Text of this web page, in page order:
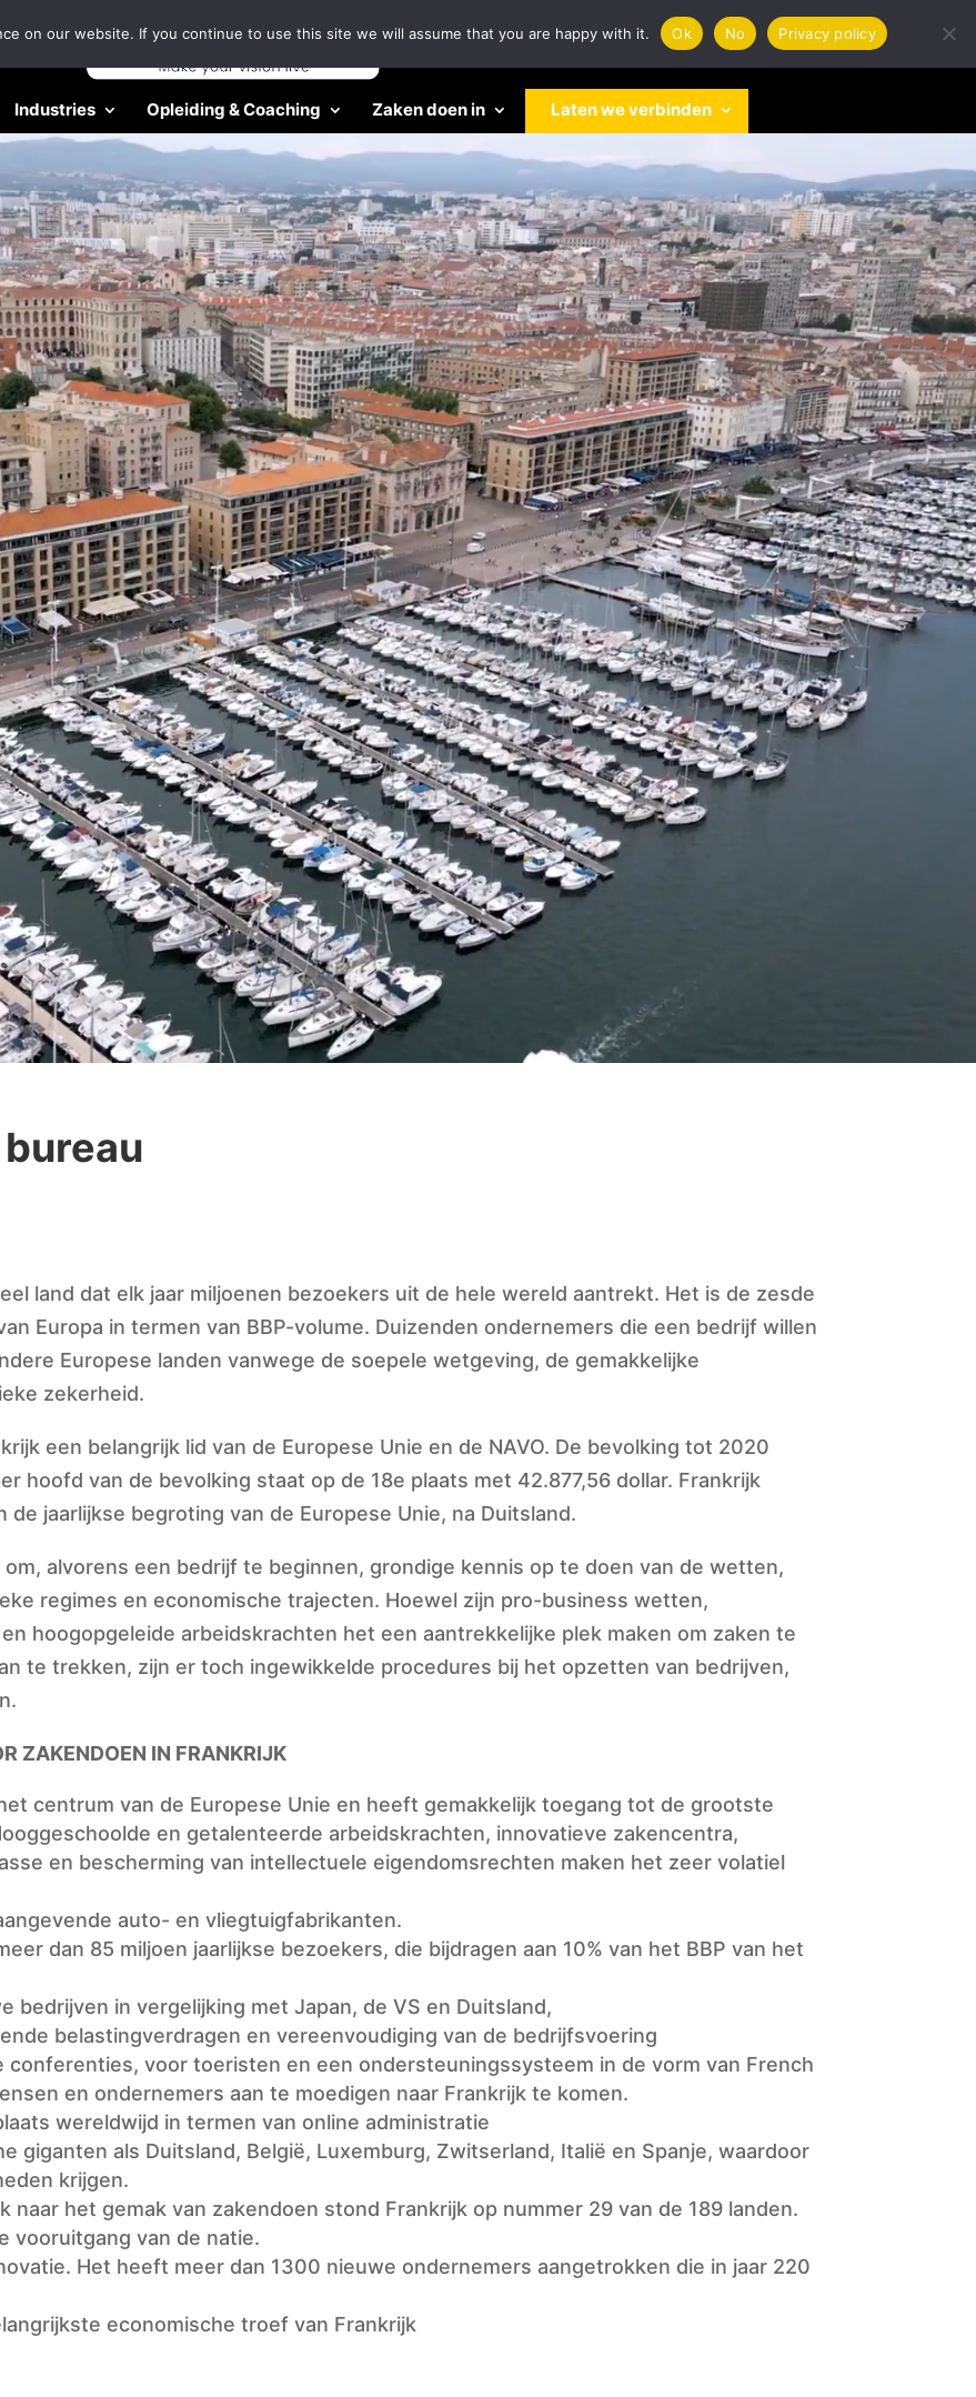
Industries Opleiding & Coaching Zaken doen in Laten we verbinden
land dat elk jaar miljoenen bezoekers uit de hele wereld aantrekt. Het is de zesde
Europa in termen van BBP-volume. Duizenden ondernemers die een bedrijf willen
Europese landen vanwege de soepele wetgeving, de gemakkelijke
zekerheid.
een belangrijk lid van de Europese Unie en de NAVO. De bevolking tot 2020
hoofd van de bevolking staat op de 18e plaats met 42.877,56 dollar. Frankrijk
jaarlijkse begroting van de Europese Unie, na Duitsland.
alvorens een bedrijf te beginnen, grondige kennis op te doen van de wetten,
regimes en economische trajecten. Hoewel zijn pro-business wetten,
hoogopgeleide arbeidskrachten het een aantrekkelijke plek maken om zaken te
te trekken, zijn er toch ingewikkelde procedures bij het opzetten van bedrijven,
ZAKENDOEN IN FRANKRIJK
centrum van de Europese Unie en heeft gemakkelijk toegang tot de grootste
en getalenteerde arbeidskrachten, innovatieve zakencentra,
en bescherming van intellectuele eigendomsrechten maken het zeer volatiel
auto- en vliegtuigfabrikanten.
dan 85 miljoen jaarlijkse bezoekers, die bijdragen aan 10% van het BBP van het
bedrijven in vergelijking met Japan, de VS en Duitsland,
belastingverdragen en vereenvoudiging van de bedrijfsvoering
conferenties, voor toeristen en een ondersteuningssysteem in de vorm van French
en ondernemers aan te moedigen naar Frankrijk te komen.
wereldwijd in termen van online administratie
giganten als Duitsland, België, Luxemburg, Zwitserland, Italië en Spanje, waardoor
krijgen.
naar het gemak van zakendoen stond Frankrijk op nummer 29 van de 189 landen.
vooruitgang van de natie.
Het heeft meer dan 1300 nieuwe ondernemers aangetrokken die in jaar 220
economische troef van Frankrijk
on our website. If you continue to use this site we will assume that you are happy with it. Ok No Privacy policy